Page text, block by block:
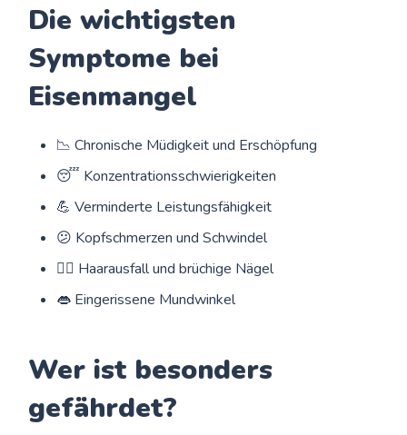
Die wichtigsten
Symptome bei
Eisenmangel
📉 Chronische Müdigkeit und Erschöpfung
😴 Konzentrationsschwierigkeiten
💪 Verminderte Leistungsfähigkeit
😕 Kopfschmerzen und Schwindel
👱‍♀️ Haarausfall und brüchige Nägel
👄 Eingerissene Mundwinkel
Wer ist besonders
gefährdet?